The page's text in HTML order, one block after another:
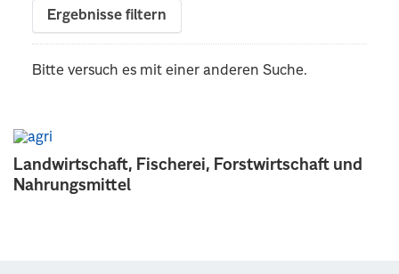
Landwirtschaft, Fischerei, Forstwirtschaft und
Nahrungsmittel
Ergebnisse filtern
Bitte versuch es mit einer anderen Suche.